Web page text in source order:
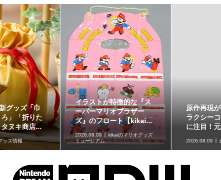
イラストが特徴的な『ス
ーパーマリオブラザー
ズ』のフロート【kikai...
2026.08.09
kikaiのマリオグッズ
ミュージアム
原作再現がスゴい「ギャ
ラクシーコート」の細部
に注目！元ネタも合わ...
2026.08.09 企画記事